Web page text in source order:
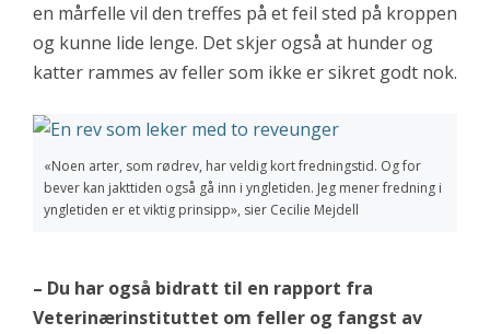
en mårfelle vil den treffes på et feil sted på kroppen
og kunne lide lenge. Det skjer også at hunder og
katter rammes av feller som ikke er sikret godt nok.
«Noen arter, som rødrev, har veldig kort fredningstid. Og for
bever kan jakttiden også gå inn i yngletiden. Jeg mener fredning i
yngletiden er et viktig prinsipp», sier Cecilie Mejdell
– Du har også bidratt til en rapport fra
Veterinærinstituttet om feller og fangst av